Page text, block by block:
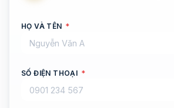
HỌ VÀ TÊN *
SỐ ĐIỆN THOẠI *